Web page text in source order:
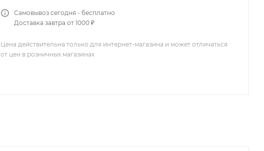
Самовывоз сегодня - бесплатно
Доставка завтра от 1000 ₽
Цена действительна только для интернет-магазина и может отличаться
от цен в розничных магазинах